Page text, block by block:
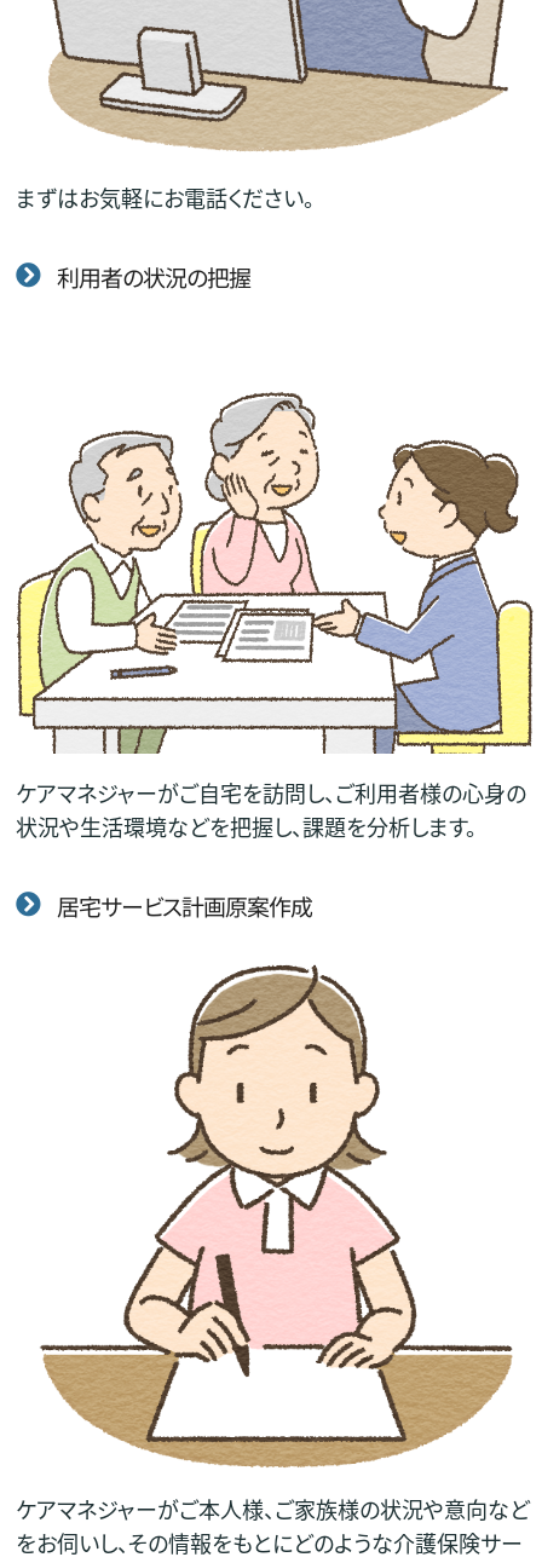
まずはお気軽にお電話ください。
利用者の状況の把握
ケアマネジャーがご自宅を訪問し、ご利用者様の心身の
状況や生活環境などを把握し、課題を分析します。
居宅サービス計画原案作成
ケアマネジャーがご本人様、ご家族様の状況や意向など
をお伺いし、その情報をもとにどのような介護保険サー